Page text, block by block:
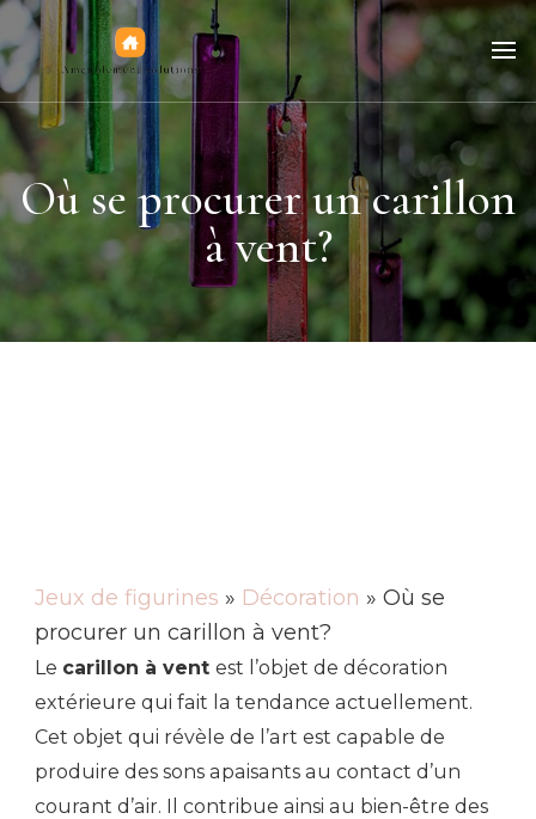
Jeux de figurines
Où se procurer un carillon
à vent?
Jeux de figurines » Décoration » Où se
procurer un carillon à vent?
Le carillon à vent est l’objet de décoration
extérieure qui fait la tendance actuellement.
Cet objet qui révèle de l’art est capable de
produire des sons apaisants au contact d’un
courant d’air. Il contribue ainsi au bien-être des